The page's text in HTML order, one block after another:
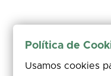
Política de
Usamos cookies